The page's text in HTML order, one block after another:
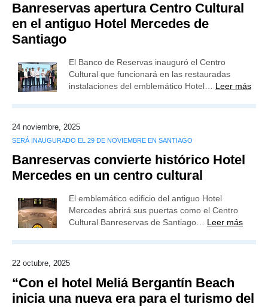
Banreservas apertura Centro Cultural
en el antiguo Hotel Mercedes de
Santiago
El Banco de Reservas inauguró el Centro
Cultural que funcionará en las restauradas
instalaciones del emblemático Hotel… Leer más
24 noviembre, 2025
SERÁ INAUGURADO EL 29 DE NOVIEMBRE EN SANTIAGO
Banreservas convierte histórico Hotel
Mercedes en un centro cultural
El emblemático edificio del antiguo Hotel
Mercedes abrirá sus puertas como el Centro
Cultural Banreservas de Santiago… Leer más
22 octubre, 2025
“Con el hotel Meliá Bergantín Beach
inicia una nueva era para el turismo del